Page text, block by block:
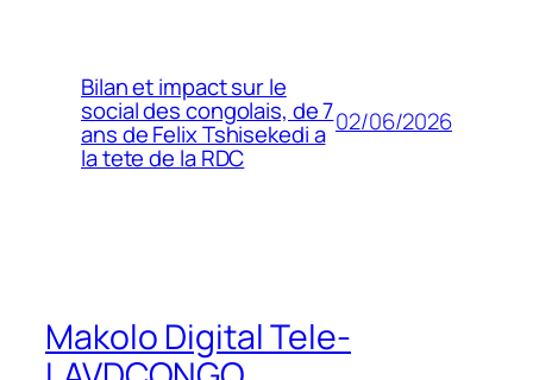
Bilan et impact sur le
social des congolais, de 7
ans de Felix Tshisekedi a
la tete de la RDC
02/06/2026
Makolo Digital Tele-